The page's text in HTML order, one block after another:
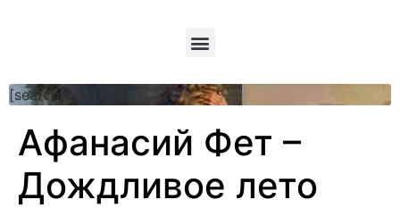
[searchform]
Афанасий Фет –
Дождливое лето